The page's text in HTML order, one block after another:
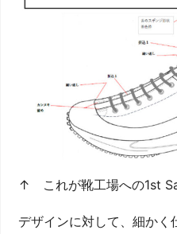
↑ これが靴工場への1st
デザインに対して、細かく